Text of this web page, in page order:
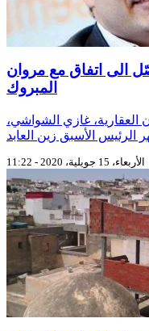
الى اتفاق مع مروان
المبروك
العقارية، غازي الشواشي،
الأربعاء، 15 جويلية، 2020 - 11:22